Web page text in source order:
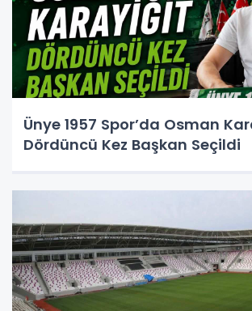
Ünye 1957 Spor’da Osman
Dördüncü Kez Başkan Seçildi